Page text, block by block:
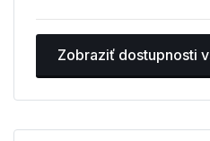
Zobraziť dostupnosti